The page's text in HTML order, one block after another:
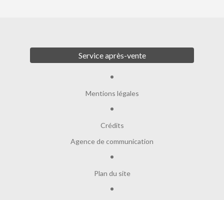
Service après-vente
Mentions légales
Crédits
Agence de communication
Plan du site